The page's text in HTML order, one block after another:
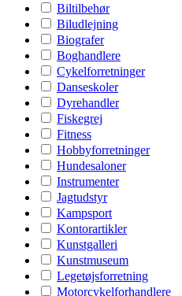
Biltilbehør
Biludlejning
Biografer
Boghandlere
Cykelforretninger
Danseskoler
Dyrehandler
Fiskegrej
Fitness
Hobbyforretninger
Hundesaloner
Instrumenter
Jagtudstyr
Kampsport
Kontorartikler
Kunstgalleri
Kunstmuseum
Legetøjsforretning
Motorcykelforhandlere